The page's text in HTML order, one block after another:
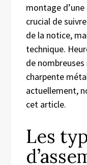
montage
crucial de
de la notice,
technique.
de
charpente
actuellement,
cet article.
Les